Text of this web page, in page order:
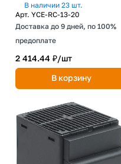
В наличии 23 шт.
Арт. YCE-RC-13-20
Доставка до 9 дней, по 100%
предоплате
2 414.44 ₽/шт
В корзину